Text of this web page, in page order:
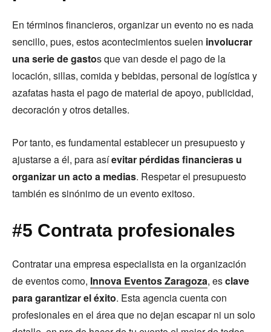
En términos financieros, organizar un evento no es nada
sencillo, pues, estos acontecimientos suelen involucrar
una serie de gastos que van desde el pago de la
locación, sillas, comida y bebidas, personal de logística y
azafatas hasta el pago de material de apoyo, publicidad,
decoración y otros detalles.
Por tanto, es fundamental establecer un presupuesto y
ajustarse a él, para asíevitar pérdidas financieras u
organizar un acto a medias. Respetar el presupuesto
también es sinónimo de un evento exitoso.
#5 Contrata profesionales
Contratar una empresa especialista en la organización
de eventos como, Innova Eventos Zaragoza, esclave
para garantizar el éxito. Esta agencia cuenta con
profesionales en el área que no dejan escapar ni un solo